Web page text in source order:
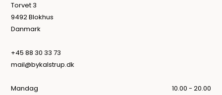
Torvet 3
9492 Blokhus
Danmark
+45 88 30 33 73
mail@bykalstrup.dk
Mandag
10.00 - 20.00